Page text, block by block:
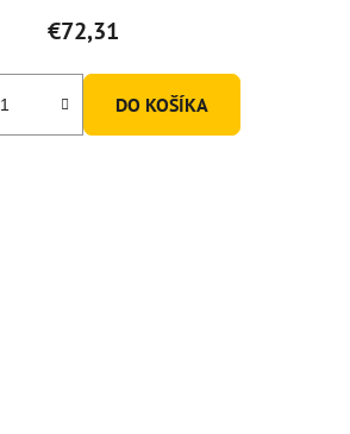
€72,31
DO KOŠÍKA